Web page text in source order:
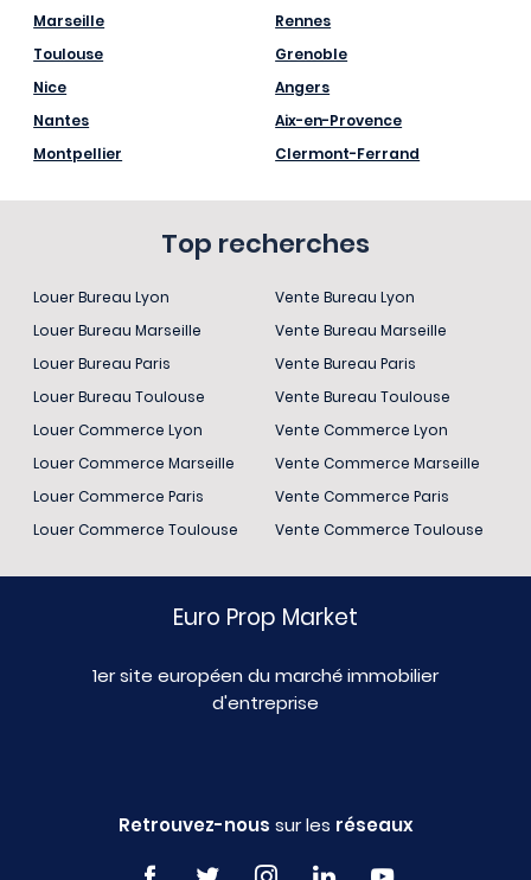
Marseille
Toulouse
Nice
Nantes
Montpellier
Rennes
Grenoble
Angers
Aix-en-Provence
Clermont-Ferrand
Top recherches
Louer Bureau Lyon
Louer Bureau Marseille
Louer Bureau Paris
Louer Bureau Toulouse
Louer Commerce Lyon
Louer Commerce Marseille
Louer Commerce Paris
Louer Commerce Toulouse
Vente Bureau Lyon
Vente Bureau Marseille
Vente Bureau Paris
Vente Bureau Toulouse
Vente Commerce Lyon
Vente Commerce Marseille
Vente Commerce Paris
Vente Commerce Toulouse
Euro Prop Market
1er site européen du marché immobilier
d'entreprise
Retrouvez-nous sur les réseaux